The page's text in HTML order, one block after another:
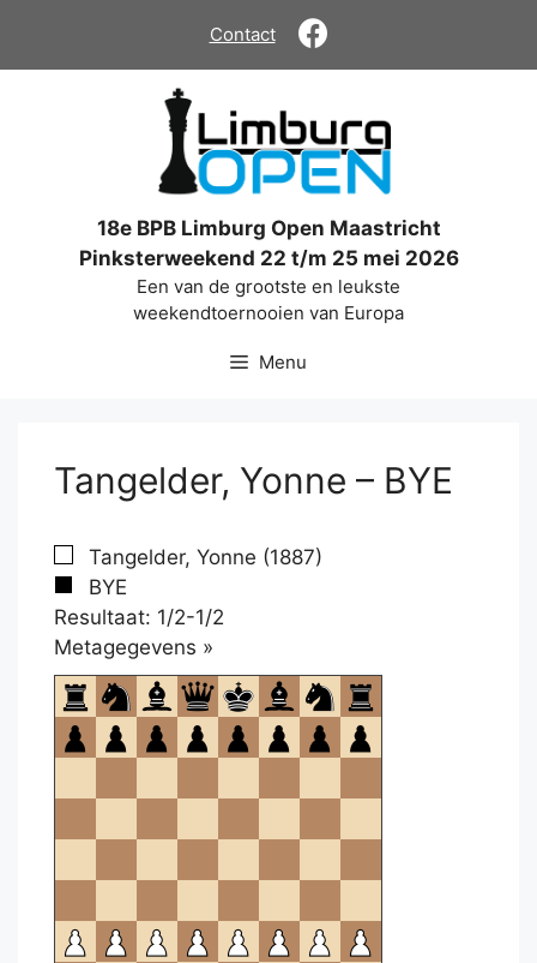
de
Contact
18e BPB Limburg Open Maastricht
Pinksterweekend 22 t/m 25 mei 2026
Een van de grootste en leukste
weekendtoernooien van Europa
Menu
Tangelder, Yonne – BYE
Tangelder, Yonne (1887)
BYE
Resultaat: 1/2-1/2
Metagegevens »
om
te
openen.